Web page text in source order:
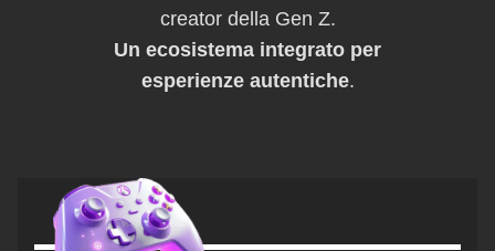
creator della Gen Z.
Un ecosistema integrato per
esperienze autentiche.